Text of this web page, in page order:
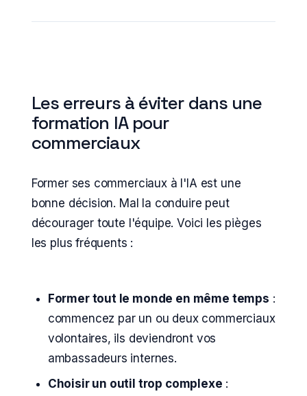
Les erreurs à éviter dans une
formation IA pour
commerciaux
Former ses commerciaux à l'IA est une
bonne décision. Mal la conduire peut
décourager toute l'équipe. Voici les pièges
les plus fréquents :
Former tout le monde en même temps :
commencez par un ou deux commerciaux
volontaires, ils deviendront vos
ambassadeurs internes.
Choisir un outil trop complexe :